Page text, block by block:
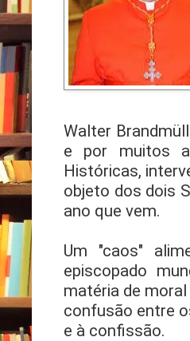
Walter
e por muitos
Históricas,
objeto dos dois
ano que vem.
Um "caos"
episcopado
matéria de
confusão entre
e à confissão.